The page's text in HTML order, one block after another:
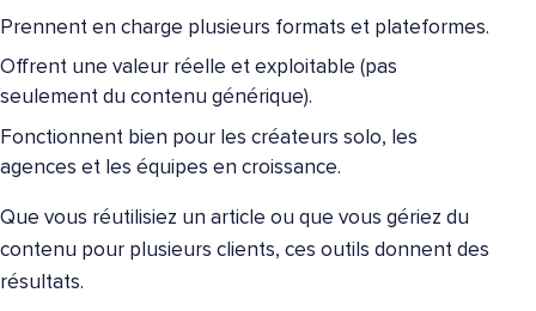
Prennent en charge plusieurs formats et plateformes.
Offrent une valeur réelle et exploitable (pas
seulement du contenu générique).
Fonctionnent bien pour les créateurs solo, les
agences et les équipes en croissance.
Que vous réutilisiez un article ou que vous gériez du
contenu pour plusieurs clients, ces outils donnent des
résultats.